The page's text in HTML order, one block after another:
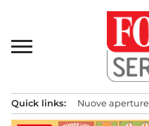
contenuto
principale
Quick links: Nuove aperture